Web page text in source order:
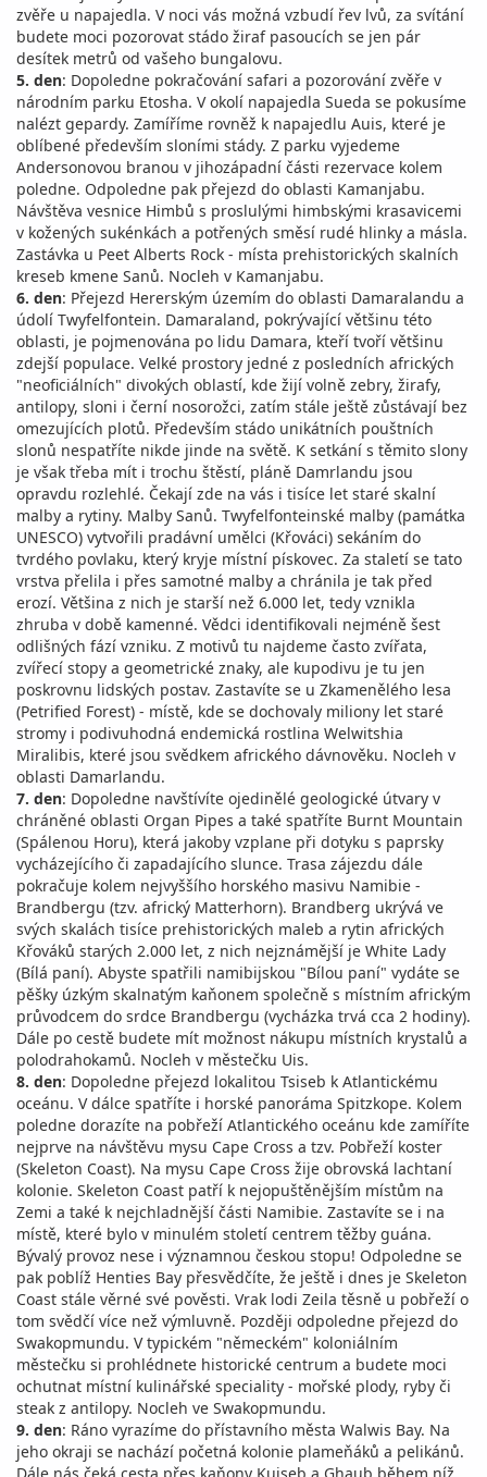
zvěře u napajedla. V noci vás možná vzbudí řev lvů, za svítání
budete moci pozorovat stádo žiraf pasoucích se jen pár
desítek metrů od vašeho bungalovu.
5. den: Dopoledne pokračování safari a pozorování zvěře v
národním parku Etosha. V okolí napajedla Sueda se pokusíme
nalézt gepardy. Zamíříme rovněž k napajedlu Auis, které je
oblíbené především sloními stády. Z parku vyjedeme
Andersonovou branou v jihozápadní části rezervace kolem
poledne. Odpoledne pak přejezd do oblasti Kamanjabu.
Návštěva vesnice Himbů s proslulými himbskými krasavicemi
v kožených sukénkách a potřených směsí rudé hlinky a másla.
Zastávka u Peet Alberts Rock - místa prehistorických skalních
kreseb kmene Sanů. Nocleh v Kamanjabu.
6. den: Přejezd Hererským územím do oblasti Damaralandu a
údolí Twyfelfontein. Damaraland, pokrývající většinu této
oblasti, je pojmenována po lidu Damara, kteří tvoří většinu
zdejší populace. Velké prostory jedné z posledních afrických
"neoficiálních" divokých oblastí, kde žijí volně zebry, žirafy,
antilopy, sloni i černí nosorožci, zatím stále ještě zůstávají bez
omezujících plotů. Především stádo unikátních pouštních
slonů nespatříte nikde jinde na světě. K setkání s těmito slony
je však třeba mít i trochu štěstí, pláně Damrlandu jsou
opravdu rozlehlé. Čekají zde na vás i tisíce let staré skalní
malby a rytiny. Malby Sanů. Twyfelfonteinské malby (památka
UNESCO) vytvořili pradávní umělci (Křováci) sekáním do
tvrdého povlaku, který kryje místní pískovec. Za staletí se tato
vrstva přelila i přes samotné malby a chránila je tak před
erozí. Většina z nich je starší než 6.000 let, tedy vznikla
zhruba v době kamenné. Vědci identifikovali nejméně šest
odlišných fází vzniku. Z motivů tu najdeme často zvířata,
zvířecí stopy a geometrické znaky, ale kupodivu je tu jen
poskrovnu lidských postav. Zastavíte se u Zkamenělého lesa
(Petrified Forest) - místě, kde se dochovaly miliony let staré
stromy i podivuhodná endemická rostlina Welwitshia
Miralibis, které jsou svědkem afrického dávnověku. Nocleh v
oblasti Damarlandu.
7. den: Dopoledne navštívíte ojedinělé geologické útvary v
chráněné oblasti Organ Pipes a také spatříte Burnt Mountain
(Spálenou Horu), která jakoby vzplane při dotyku s paprsky
vycházejícího či zapadajícího slunce. Trasa zájezdu dále
pokračuje kolem nejvyššího horského masivu Namibie -
Brandbergu (tzv. africký Matterhorn). Brandberg ukrývá ve
svých skalách tisíce prehistorických maleb a rytin afrických
Křováků starých 2.000 let, z nich nejznámější je White Lady
(Bílá paní). Abyste spatřili namibijskou "Bílou paní" vydáte se
pěšky úzkým skalnatým kaňonem společně s místním africkým
průvodcem do srdce Brandbergu (vycházka trvá cca 2 hodiny).
Dále po cestě budete mít možnost nákupu místních krystalů a
polodrahokamů. Nocleh v městečku Uis.
8. den: Dopoledne přejezd lokalitou Tsiseb k Atlantickému
oceánu. V dálce spatříte i horské panoráma Spitzkope. Kolem
poledne dorazíte na pobřeží Atlantického oceánu kde zamíříte
nejprve na návštěvu mysu Cape Cross a tzv. Pobřeží koster
(Skeleton Coast). Na mysu Cape Cross žije obrovská lachtaní
kolonie. Skeleton Coast patří k nejopuštěnějším místům na
Zemi a také k nejchladnější části Namibie. Zastavíte se i na
místě, které bylo v minulém století centrem těžby guána.
Bývalý provoz nese i významnou českou stopu! Odpoledne se
pak poblíž Henties Bay přesvědčíte, že ještě i dnes je Skeleton
Coast stále věrné své pověsti. Vrak lodi Zeila těsně u pobřeží o
tom svědčí více než výmluvně. Později odpoledne přejezd do
Swakopmundu. V typickém "německém" koloniálním
městečku si prohlédnete historické centrum a budete moci
ochutnat místní kulinářské speciality - mořské plody, ryby či
steak z antilopy. Nocleh ve Swakopmundu.
9. den: Ráno vyrazíme do přístavního města Walwis Bay. Na
jeho okraji se nachází početná kolonie plameňáků a pelikánů.